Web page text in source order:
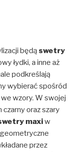
będąswetry
łydki, a inne aż
podkreślają
wybierać spośród
wzory. W swojej
oraz szary
maxiw
przez